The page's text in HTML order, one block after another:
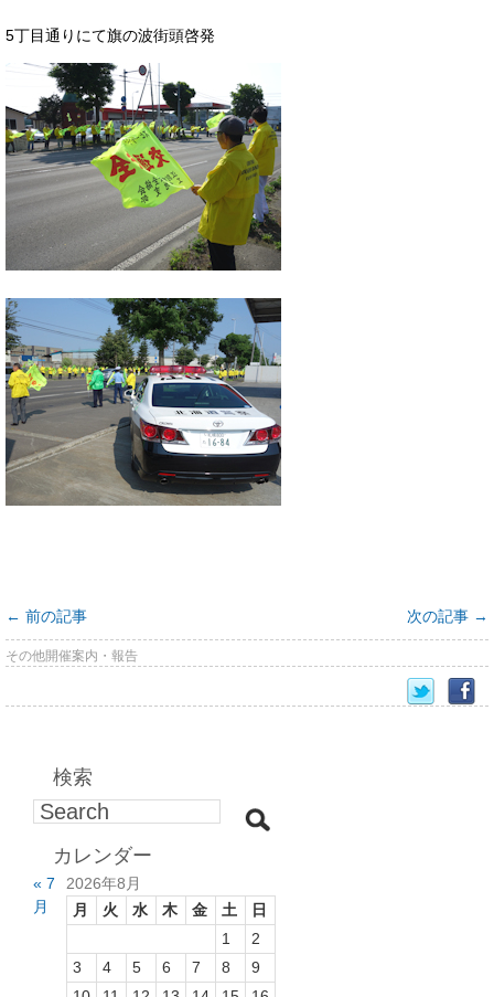
5丁目通りにて旗の波街頭啓発
← 前の記事 次の記事 →
その他開催案内・報告
検索
カレンダー
2026年8月
月
火 水 木 金 土
日
1
2
3
4 5 6 7 8
9
« 7
月